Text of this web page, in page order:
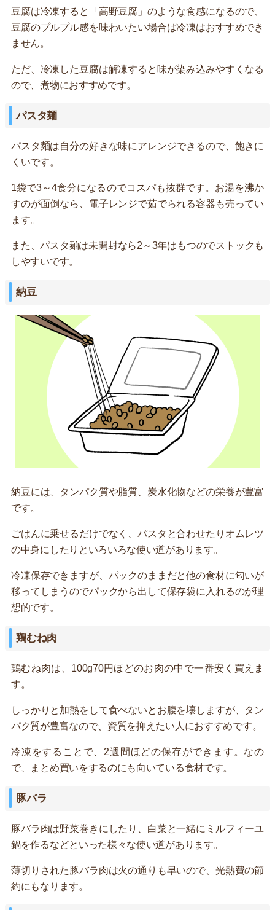
豆腐は冷凍すると「高野豆腐」のような食感になるので、
豆腐のプルプル感を味わいたい場合は冷凍はおすすめでき
ません。
ただ、冷凍した豆腐は解凍すると味が染み込みやすくなる
ので、煮物におすすめです。
パスタ麺
パスタ麺は自分の好きな味にアレンジできるので、飽きに
くいです。
1袋で3～4食分になるのでコスパも抜群です。お湯を沸か
すのが面倒なら、電子レンジで茹でられる容器も売ってい
ます。
また、パスタ麺は未開封なら2～3年はもつのでストックも
しやすいです。
納豆
納豆には、タンパク質や脂質、炭水化物などの栄養が豊富
です。
ごはんに乗せるだけでなく、パスタと合わせたりオムレツ
の中身にしたりといろいろな使い道があります。
冷凍保存できますが、パックのままだと他の食材に匂いが
移ってしまうのでパックから出して保存袋に入れるのが理
想的です。
鶏むね肉
鶏むね肉は、100g70円ほどのお肉の中で一番安く買えま
す。
しっかりと加熱をして食べないとお腹を壊しますが、タン
パク質が豊富なので、資質を抑えたい人におすすめです。
冷凍をすることで、2週間ほどの保存ができます。なの
で、まとめ買いをするのにも向いている食材です。
豚バラ
豚バラ肉は野菜巻きにしたり、白菜と一緒にミルフィーユ
鍋を作るなどといった様々な使い道があります。
薄切りされた豚バラ肉は火の通りも早いので、光熱費の節
約にもなります。